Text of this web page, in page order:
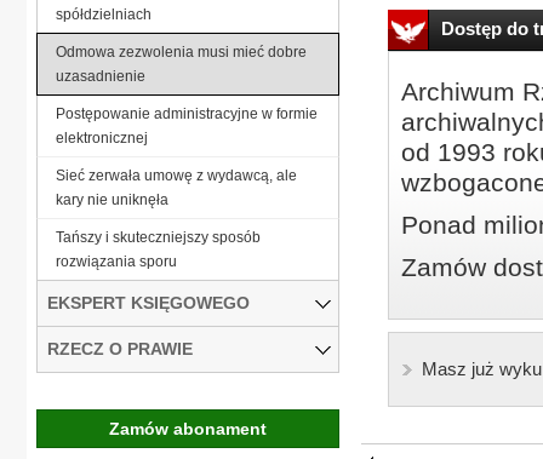
Dostęp do
Archiwum
od 1993
Ponad
Zamów
Masz już
spółdzielniach
Odmowa zezwolenia musi mieć dobre
uzasadnienie
Postępowanie administracyjne w formie
elektronicznej
Sieć zerwała umowę z wydawcą, ale
kary nie uniknęła
Tańszy i skuteczniejszy sposób
rozwiązania sporu
EKSPERT KSIĘGOWEGO
RZECZ O PRAWIE
Zamów abonament